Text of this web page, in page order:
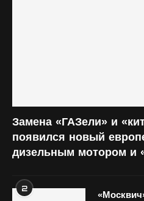
Замена «ГАЗели» и
появился новый
дизельным мотором и
2